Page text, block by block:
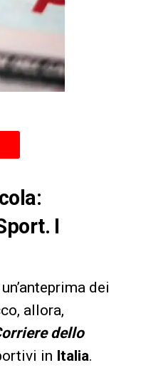
I
dei
allora,
dello
in Italia.